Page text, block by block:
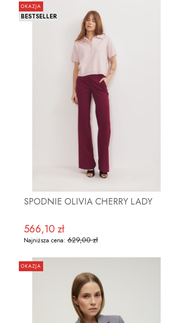
ZOBACZ PRODUKT
OKAZJA
BESTSELLER
SPODNIE OLIVIA CHERRY LADY
Cena promocyjna
566,10 zł
Najniższa cena: 629,00 zł
OKAZJA